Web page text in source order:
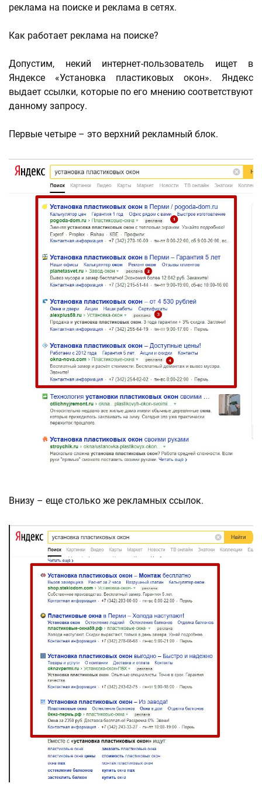
реклама на поиске и реклама в сетях.
Как работает реклама на поиске?
Допустим, некий интернет-пользователь ищет в
Яндексе «Установка пластиковых окон». Яндекс
выдает ссылки, которые по его мнению соответствуют
данному запросу.
Первые четыре – это верхний рекламный блок.
Внизу – еще столько же рекламных ссылок.